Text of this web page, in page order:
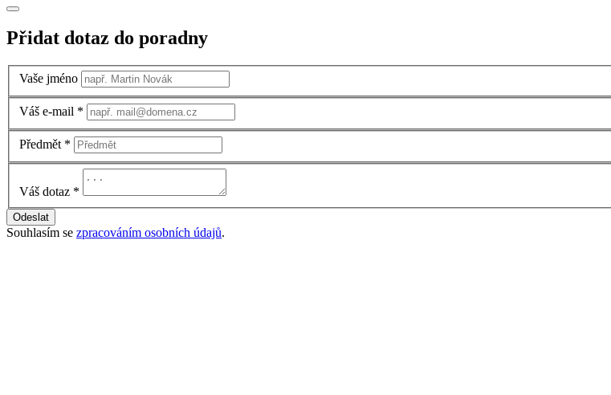
Přidat dotaz do poradny
Vaše jméno
Váš e-mail *
Předmět *
Váš dotaz *
Odeslat
Souhlasím se zpracováním osobních údajů.